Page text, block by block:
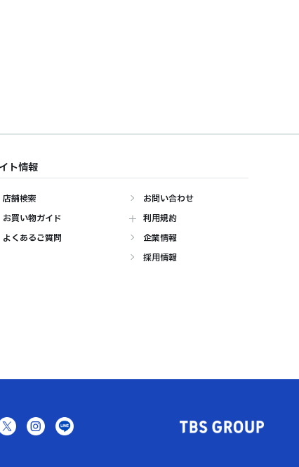
ト情報
店舗検索
お買い物ガイド
よくあるご質問
お問い合わせ
利用規約
企業情報
採用情報